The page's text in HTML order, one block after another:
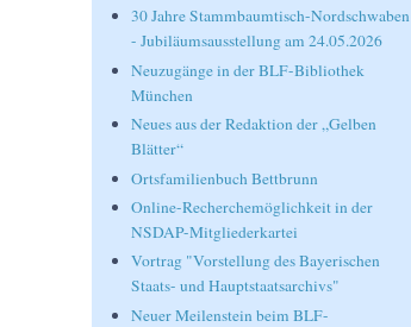
30 Jahre Stammbaumtisch-Nordschwaben
- Jubiläumsausstellung am 24.05.2026
Neuzugänge in der BLF-Bibliothek
München
Neues aus der Redaktion der „Gelben
Blätter“
Ortsfamilienbuch Bettbrunn
Online-Recherchemöglichkeit in der
NSDAP-Mitgliederkartei
Vortrag "Vorstellung des Bayerischen
Staats- und Hauptstaatsarchivs"
Neuer Meilenstein beim BLF-